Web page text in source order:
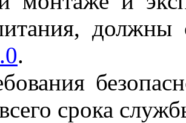
.
срока